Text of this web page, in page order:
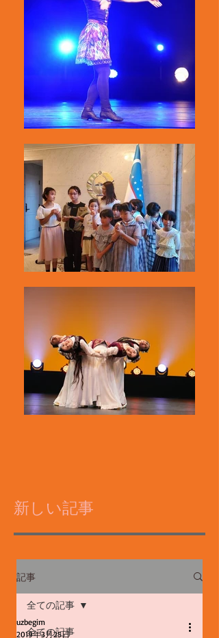
新しい記事
記事
全ての記事
全ての記事
uzbegim
2019年3月25日